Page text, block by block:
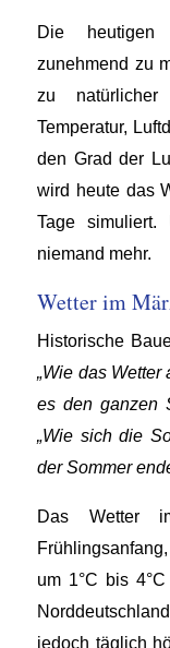
Die heutigen
zunehmend zu
zu natürlicher
Temperatur,
den Grad der
wird heute das
Tage simuliert.
niemand mehr.
Wetter im
Historische
„Wie das Wetter
es den ganzen
„Wie sich die
der Sommer
Das Wetter
um 1°C bis
jedoch täglich